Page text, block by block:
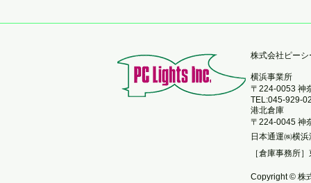
株式会社ピーシ
横浜事業所
〒224-0053 神
TEL:045-929-
港北倉庫
〒224-0045 神
日本通運㈱横
［倉庫事務所
Copyright © 株